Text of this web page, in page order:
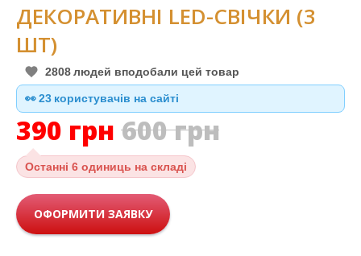
ДЕКОРАТИВНІ LED-СВІЧКИ (3
ШТ)
2808 людей вподобали цей товар
👀23 користувачів на сайті
390 грн 600грн
Останні 6 одиниць на складі
ОФОРМИТИ ЗАЯВКУ